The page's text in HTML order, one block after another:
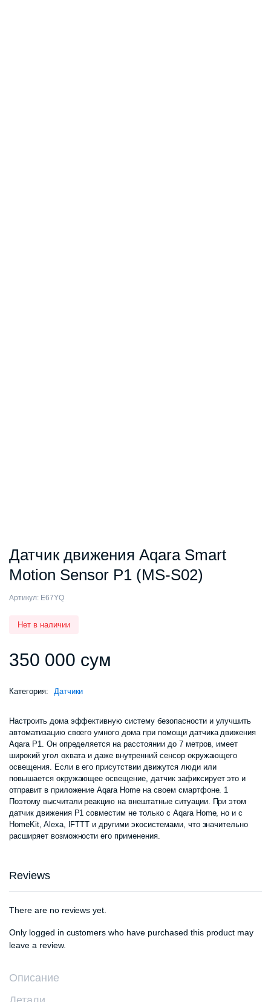
Датчик движения Aqara Smart
Motion Sensor P1 (MS-S02)
Артикул: E67YQ
Нет в наличии
350 000 сум
Категория: Датчики
Настроить дома эффективную систему безопасности и улучшить
автоматизацию своего умного дома при помощи датчика движения
Aqara P1. Он определяется на расстоянии до 7 метров, имеет
широкий угол охвата и даже внутренний сенсор окружающего
освещения. Если в его присутствии движутся люди или
повышается окружающее освещение, датчик зафиксирует это и
отправит в приложение Aqara Home на своем смартфоне. 1
Поэтому высчитали реакцию на внештатные ситуации. При этом
датчик движения P1 совместим не только с Aqara Home, но и с
HomeKit, Alexa, IFTTT и другими экосистемами, что значительно
расширяет возможности его применения.
Reviews
There are no reviews yet.
Only logged in customers who have purchased this product may
leave a review.
Описание